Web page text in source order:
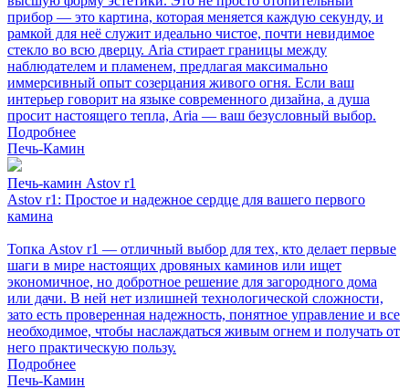
прибор — это картина, которая меняется каждую секунду, и
рамкой для неё служит идеально чистое, почти невидимое
стекло во всю дверцу. Aria стирает границы между
наблюдателем и пламенем, предлагая максимально
иммерсивный опыт созерцания живого огня. Если ваш
интерьер говорит на языке современного дизайна, а душа
просит настоящего тепла, Aria — ваш безусловный выбор.
Подробнее
Печь-Камин
Печь-камин Astov r1
Astov r1: Простое и надежное сердце для вашего первого
камина
Топка Astov r1 — отличный выбор для тех, кто делает первые
шаги в мире настоящих дровяных каминов или ищет
экономичное, но добротное решение для загородного дома
или дачи. В ней нет излишней технологической сложности,
зато есть проверенная надежность, понятное управление и все
необходимое, чтобы наслаждаться живым огнем и получать от
него практическую пользу.
Подробнее
Печь-Камин